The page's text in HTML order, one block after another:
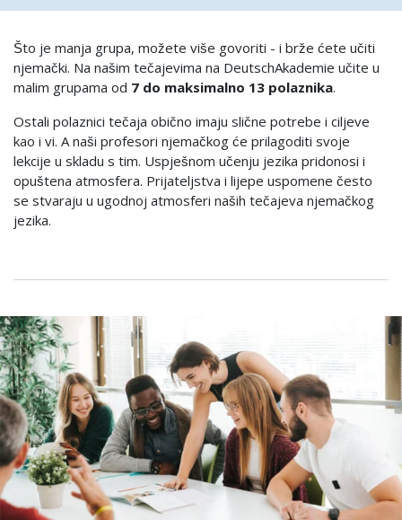
Što je manja grupa, možete više govoriti - i brže ćete učiti
njemački. Na našim tečajevima na DeutschAkademie učite u
malim grupama od 7 do maksimalno 13 polaznika.
Ostali polaznici tečaja obično imaju slične potrebe i ciljeve
kao i vi. A naši profesori njemačkog će prilagoditi svoje
lekcije u skladu s tim. Uspješnom učenju jezika pridonosi i
opuštena atmosfera. Prijateljstva i lijepe uspomene često
se stvaraju u ugodnoj atmosferi naših tečajeva njemačkog
jezika.